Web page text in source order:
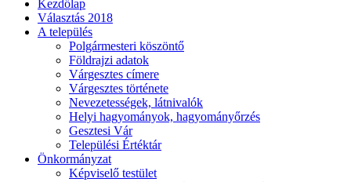
Kezdőlap
Választás 2018
A település
Polgármesteri köszöntő
Földrajzi adatok
Várgesztes címere
Várgesztes története
Nevezetességek, látnivalók
Helyi hagyományok, hagyományőrzés
Gesztesi Vár
Települési Értéktár
Önkormányzat
Képviselő testület